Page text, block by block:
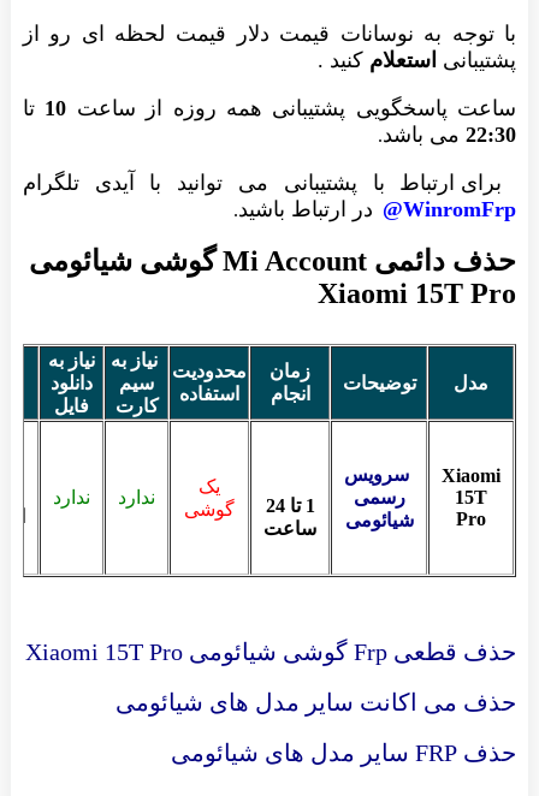
با توجه به نوسانات قیمت دلار قیمت لحظه ای رو از
پشتیبانی استعلام کنید .
ساعت پاسخگویی پشتیبانی همه روزه از ساعت 10 تا
22:30می باشد.
برای ارتباط با پشتیبانی می توانید با آیدی تلگرام
WinromFrp@
در ارتباط باشید.
حذف دائمی Mi Account گوشی شیائومی
Xiaomi 15T Pro
مدل توضیحات
زمان
انجام
محدودیت
استفاده
نیاز به
سیم
کارت
نیاز به
دانلود
فایل
Xiaomi
15T
Pro
سرویس
رسمی
شیائومی
1 تا 24
ساعت
یک
گوشی
ندارد
ندارد
حذف قطعی Frp گوشی شیائومی Xiaomi 15T Pr
o
حذف می اکانت سایر مدل های شیائومی
حذف FRP سایر مدل های شیائومی